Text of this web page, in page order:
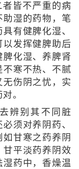
皆不严重的病
湿的药物，笔
有健脾化湿、
发挥健脾助后
化湿、养脾肾
寒不热、不腻
伤阴之忧，实
。
辨别其不同脏
须对养阴药、
甘寒之药养阴
平淡药养阴效
药中，香燥温